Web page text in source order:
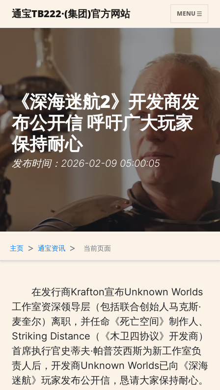
通宝TB222·(集团)官方网站 MENU
《深海迷航2》开发商发
布公开信 呼吁广大玩家
保持耐心
发布时间：2026-02-09 05:00:05
主页 > 通宝资讯 > 当前页面
在发行商Krafton宣布Unknown Worlds
工作室资深领导层（包括联合创始人马克斯·
麦奎尔）离职，并任命《死亡空间》制作人、
Striking Distance（《木卫四协议》开发商）
首席执行官史蒂夫·帕普茨西斯为新工作室负
责人后，开发商Unknown Worlds已向《深海
迷航》玩家发布公开信，恳请大家保持耐心。